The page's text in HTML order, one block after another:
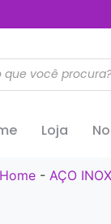
Loja
Home - AÇO INOX